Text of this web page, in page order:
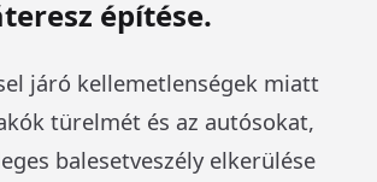
építése.
járó kellemetlenségek miatt
türelmét és az autósokat,
balesetveszély elkerülése